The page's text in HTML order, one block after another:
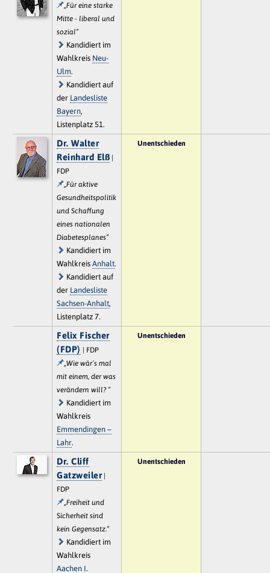
„Für eine starke
Mitte - liberal und
sozial“
Kandidiert im
Wahlkreis Neu-
Ulm.
Kandidiert auf
der Landesliste
Bayern,
Listenplatz 51.
Dr. Walter
Reinhard Elß |
FDP
„Für aktive
Gesundheitspolitik
und Schaffung
eines nationalen
Diabetesplanes“
Kandidiert im
WahlkreisAnhalt.
Kandidiert auf
der Landesliste
Sachsen-Anhalt,
Listenplatz 7.
Unentschieden
Felix Fischer
(FDP) | FDP
„Wie wär´s mal
mit einem, der was
verändern will? “
Kandidiert im
Wahlkreis
Emmendingen –
Lahr.
Unentschieden
Dr. Cliff
Gatzweiler|
FDP
„Freiheit und
Sicherheit sind
kein Gegensatz.“
Kandidiert im
Wahlkreis
Aachen I.
Unentschieden